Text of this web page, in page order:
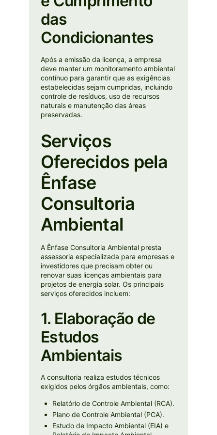
das
Condicionantes
Após a emissão da licença, a empresa
deve manter um monitoramento ambiental
contínuo para garantir que as exigências
estabelecidas sejam cumpridas, incluindo
controle de resíduos, uso de recursos
naturais e manutenção das áreas
preservadas.
Serviços
Oferecidos pela
Ênfase
Consultoria
Ambiental
A Ênfase Consultoria Ambiental presta
assessoria especializada para empresas e
investidores que precisam obter ou
renovar suas licenças ambientais para
projetos de energia solar. Os principais
serviços oferecidos incluem:
1. Elaboração de
Estudos
Ambientais
A consultoria realiza estudos técnicos
exigidos pelos órgãos ambientais, como:
Relatório de Controle Ambiental (RCA).
Plano de Controle Ambiental (PCA).
Estudo de Impacto Ambiental (EIA) e